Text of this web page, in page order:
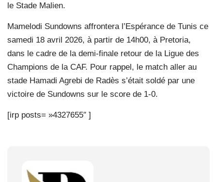
le Stade Malien.
Mamelodi Sundowns affrontera l’Espérance de Tunis ce
samedi 18 avril 2026, à partir de 14h00, à Pretoria,
dans le cadre de la demi-finale retour de la Ligue des
Champions de la CAF. Pour rappel, le match aller au
stade Hamadi Agrebi de Radès s’était soldé par une
victoire de Sundowns sur le score de 1-0.
[irp posts= »4327655″ ]